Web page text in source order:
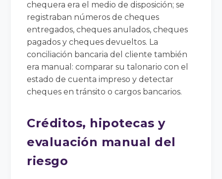
chequera era el medio de disposición; se
registraban números de cheques
entregados, cheques anulados, cheques
pagados y cheques devueltos. La
conciliación bancaria del cliente también
era manual: comparar su talonario con el
estado de cuenta impreso y detectar
cheques en tránsito o cargos bancarios.
Créditos, hipotecas y
evaluación manual del
riesgo